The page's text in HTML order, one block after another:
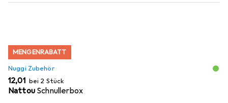
MENGENRABATT
Nuggi Zubehör
EUR
12,01 bei 2 Stück
Nattou Schnullerbox